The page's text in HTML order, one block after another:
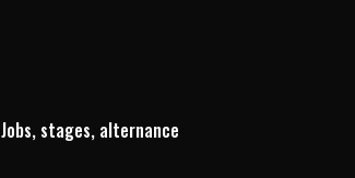
Jobs, stages, alternance